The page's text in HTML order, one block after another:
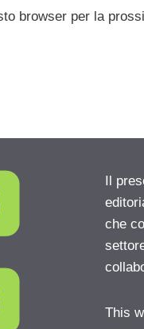
browser per la
Il
che
This